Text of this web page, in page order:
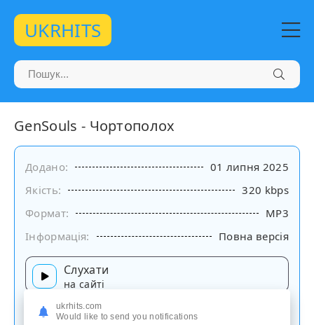
UKRHITS
GenSouls - Чортополох
Додано:
01 липня 2025
Якість:
320 kbps
Формат:
MP3
Інформація:
Повна версія
Слухати
на сайті
Скачати пісню
ukrhits.com
Would like to send you notifications